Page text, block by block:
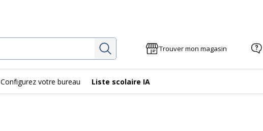
Rechercher Trouver mon magasin
Configurez votre bureau Liste scolaire IA